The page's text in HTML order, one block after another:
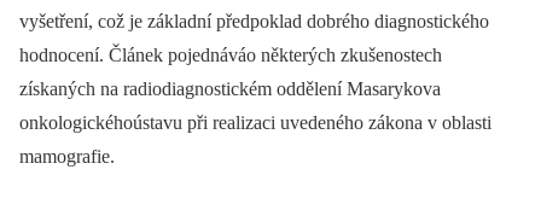
vyšetření, což je základní předpoklad dobrého diagnostického
hodnocení. Článek pojednáváo některých zkušenostech
získaných na radiodiagnostickém oddělení Masarykova
onkologickéhoústavu při realizaci uvedeného zákona v oblasti
mamografie.